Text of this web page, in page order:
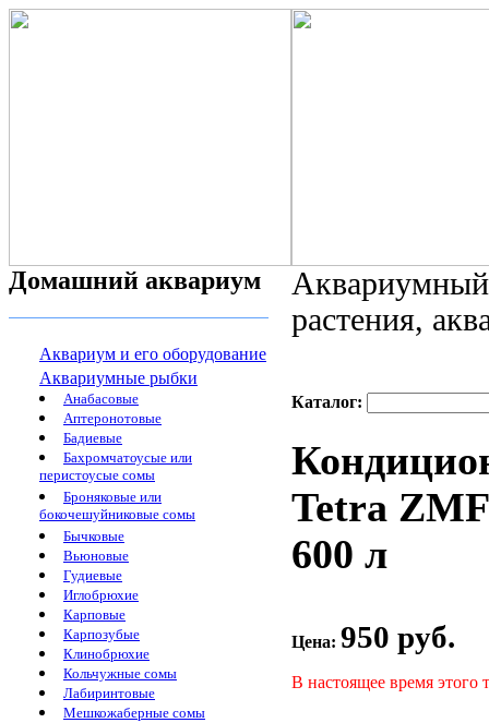
Домашний аквариум
Аквариум и его оборудование
Аквариумные рыбки
Анабасовые
Аптеронотовые
Бадиевые
Бахромчатоусые или
перистоусые сомы
Броняковые или
бокочешуйниковые сомы
Бычковые
Вьюновые
Гудиевые
Иглобрюхие
Карповые
Карпозубые
Клинобрюхие
Кольчужные сомы
Лабиринтовые
Мешкожаберные сомы
растения,
Каталог:
Tetra
600 л
Цена: 950 руб.
В настоящее время этого